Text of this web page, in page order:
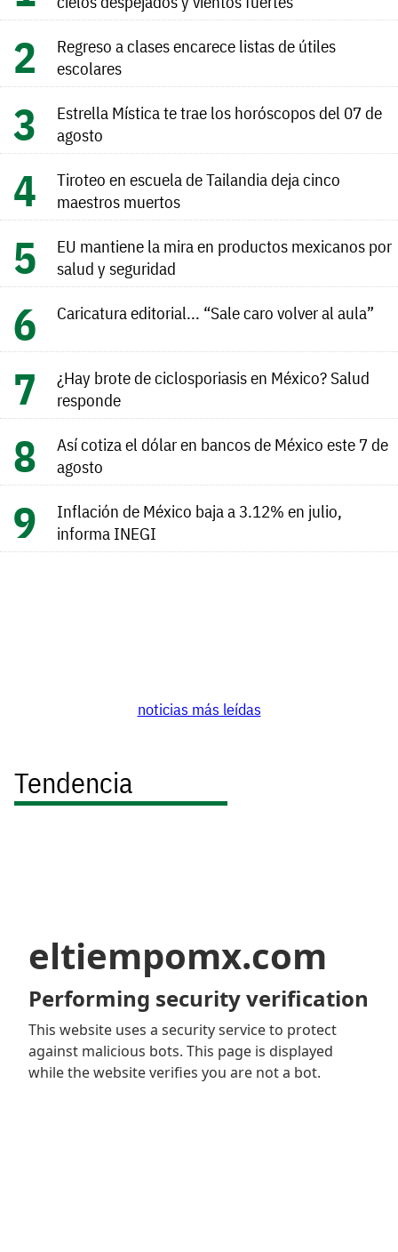
Regreso a clases encarece listas de útiles
escolares
Estrella Mística te trae los horóscopos del 07 de
agosto
Tiroteo en escuela de Tailandia deja cinco
maestros muertos
EU mantiene la mira en productos mexicanos por
salud y seguridad
Caricatura editorial... “Sale caro volver al aula”
¿Hay brote de ciclosporiasis en México? Salud
responde
Así cotiza el dólar en bancos de México este 7 de
agosto
Inflación de México baja a 3.12% en julio,
informa INEGI
noticias más leídas
Tendencia